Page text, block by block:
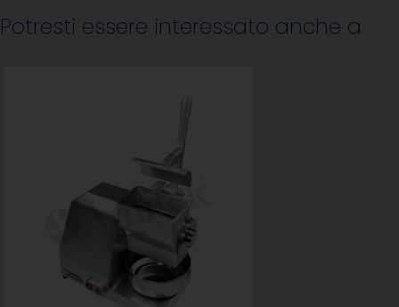
Potresti essere interessato anche a